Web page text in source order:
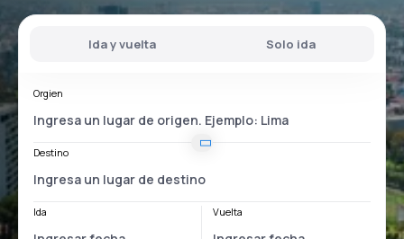
Ida y vuelta Solo ida
Orgien
Destino
Ida Vuelta